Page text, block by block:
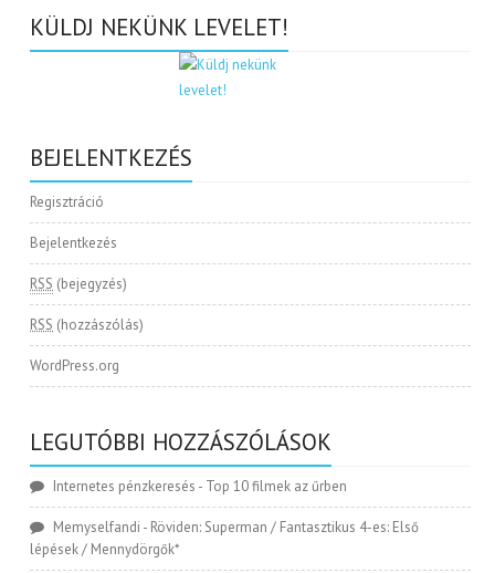
KÜLDJ NEKÜNK LEVELET!
BEJELENTKEZÉS
Regisztráció
Bejelentkezés
RSS (bejegyzés)
RSS (hozzászólás)
WordPress.org
LEGUTÓBBI HOZZÁSZÓLÁSOK
Internetes pénzkeresés - Top 10 filmek az űrben
Memyselfandi - Röviden: Superman / Fantasztikus 4-es: Első
lépések / Mennydörgők*